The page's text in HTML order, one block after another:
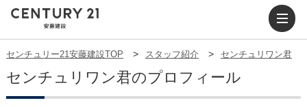
センチュリー21安藤建設TOP スタッフ紹介 センチュリワン君
センチュリワン君のプロフィール